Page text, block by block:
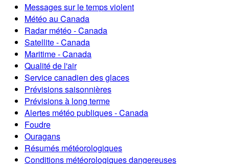
Messages sur le temps violent
Météo au Canada
Radar météo - Canada
Satellite - Canada
Maritime - Canada
Qualité de l'air
Service canadien des glaces
Prévisions saisonnières
Prévisions à long terme
Alertes météo publiques - Canada
Foudre
Ouragans
Résumés météorologiques
Conditions météorologiques dangereuses